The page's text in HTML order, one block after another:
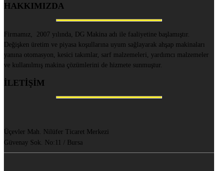
HAKKIMIZDA
Firmamız, 2007 yılında, DG Makina adı ile faaliyetine başlamıştır.
Değişken üretim ve piyasa koşullarına uyum sağlayarak ahşap makinaları
yanına otomasyon, kesici takımlar, sarf malzemeleri, yardımcı malzemeler
ve kullanılmış makina çözümlerini de hizmete sunmuştur.
İLETİŞİM
Üçevler Mah. Nilüfer Ticaret Merkezi
Güvenay Sok. No:11 / Bursa